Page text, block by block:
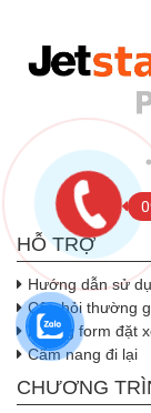
HỖ TRỢ
Hướng dẫn sử
Câu hỏi thường
Nhúng form đặt
Cẩm nang đi lại
CHƯƠNG